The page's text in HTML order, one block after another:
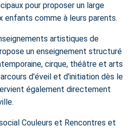
pour proposer un large
enfants comme à leurs parents.
artistiques de
un enseignement structuré
cirque, théâtre et arts
d'éveil et d'initiation dès le
également directement
Couleurs et Rencontres et